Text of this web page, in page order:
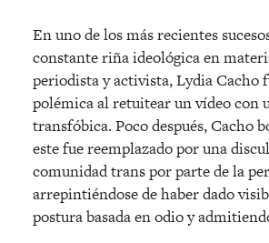
En uno de los más recientes
constante riña ideológica en
periodista y activista, Lydia Cacho
polémica al retuitear un vídeo con
transfóbica. Poco después, Cacho
este fue reemplazado por una
comunidad trans por parte de la
arrepintiéndose de haber dado
postura basada en odio y